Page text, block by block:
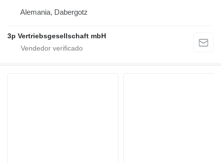
Alemania, Dabergotz
3p Vertriebsgesellschaft mbH